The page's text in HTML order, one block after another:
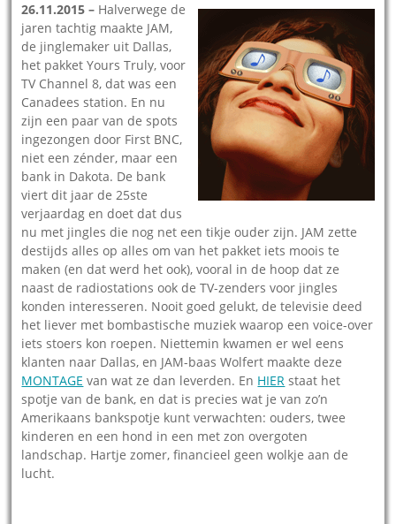
26.11.2015 – Halverwege de
jaren tachtig maakte JAM,
de jinglemaker uit Dallas,
het pakket Yours Truly, voor
TV Channel 8, dat was een
Canadees station. En nu
zijn een paar van de spots
ingezongen door First BNC,
niet een zénder, maar een
bank in Dakota. De bank
viert dit jaar de 25ste
verjaardag en doet dat dus
nu met jingles die nog net een tikje ouder zijn. JAM zette
destijds alles op alles om van het pakket iets moois te
maken (en dat werd het ook), vooral in de hoop dat ze
naast de radiostations ook de TV-zenders voor jingles
konden interesseren. Nooit goed gelukt, de televisie deed
het liever met bombastische muziek waarop een voice-over
iets stoers kon roepen. Niettemin kwamen er wel eens
klanten naar Dallas, en JAM-baas Wolfert maakte deze
MONTAGE van wat ze dan leverden. En HIER staat het
spotje van de bank, en dat is precies wat je van zo’n
Amerikaans bankspotje kunt verwachten: ouders, twee
kinderen en een hond in een met zon overgoten
landschap. Hartje zomer, financieel geen wolkje aan de
lucht.